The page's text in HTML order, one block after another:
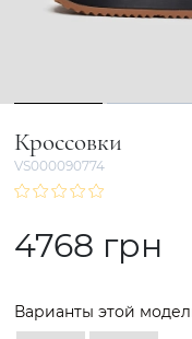
1 2
Кроссовки
VS000090774
4768 грн
Варианты этой